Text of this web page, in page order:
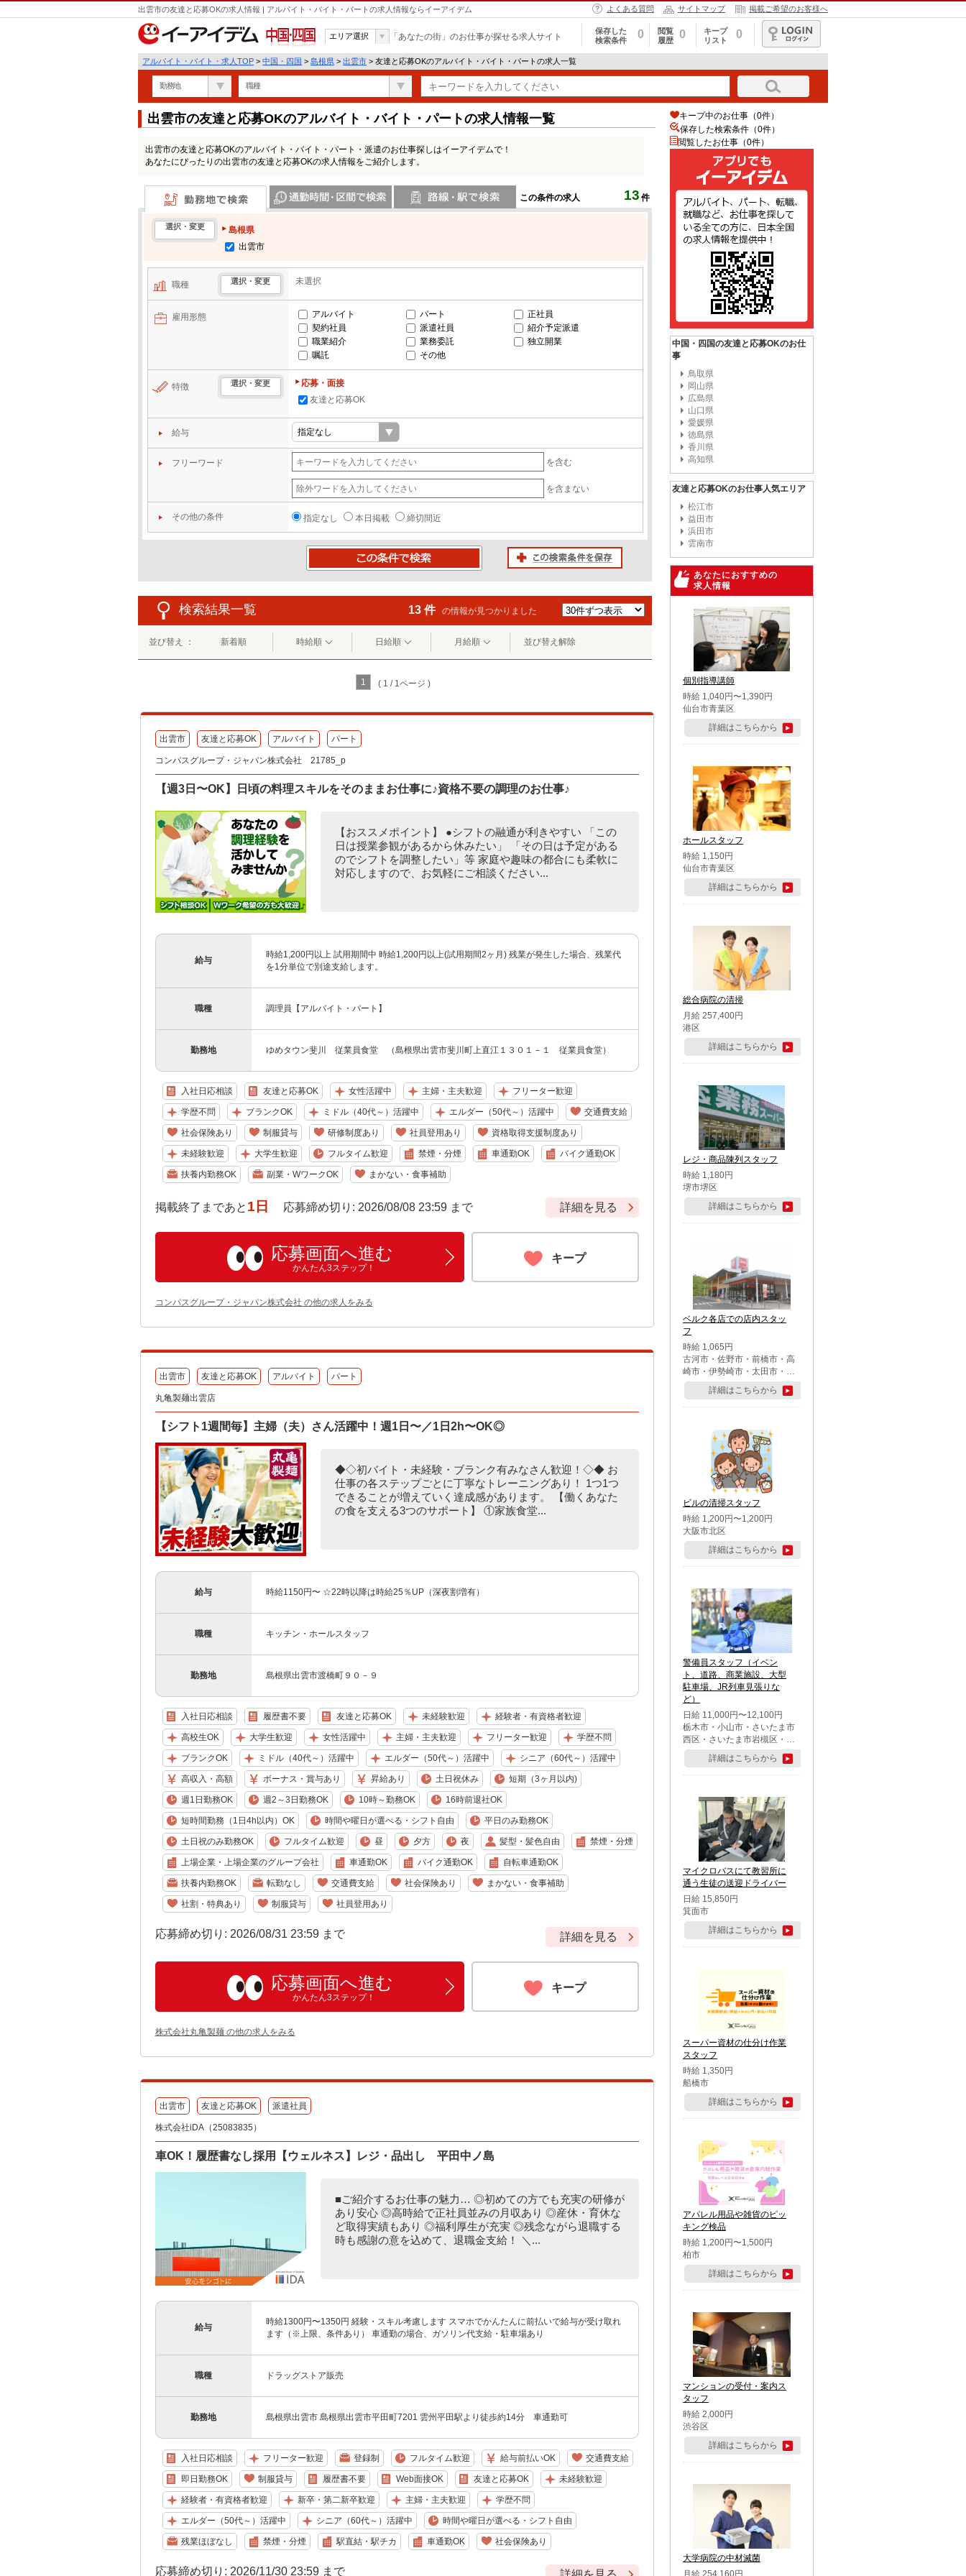
出雲市の友達と応募OKの求人情報 | アルバイト・バイト・パートの求人情報ならイーアイデム よくある質問 サイトマップ 掲載ご希望のお客様へ
中国・四国
エリア選択 「あなたの街」のお仕事が探せる求人サイト
保存した
検索条件
0
閲覧
履歴
0
キープ
リスト
0
ログイン
アルバイト・バイト・求人TOP > 中国・四国 > 島根県 > 出雲市 > 友達と応募OKのアルバイト・バイト・パートの求人一覧
勤務地 職種
出雲市の友達と応募OKのアルバイト・バイト・パートの求人情報一覧
出雲市の友達と応募OKのアルバイト・バイト・パート・派遣のお仕事探しはイーアイデムで！
あなたにぴったりの出雲市の友達と応募OKの求人情報をご紹介します。
この条件の求人 13 件
勤務地で検索
選択・変更
島根県
出雲市
職種 選択・変更 未選択
雇用形態 アルバイト パート
正社員
契約社員
派遣社員
紹介予定派遣
職業紹介
業務委託
独立開業
嘱託
その他
特徴 選択・変更
応募・面接
友達と応募OK
給与
フリーワード を含む
を含まない
その他の条件 指定なし 本日掲載 締切間近
検索結果一覧 13 件 の情報が見つかりました
並び替え ： 新着順 時給順 日給順 月給順 並び替え解除
1 ( 1 / 1ページ )
出雲市 友達と応募OK アルバイト パート
コンパスグループ・ジャパン株式会社 21785_p
【週3日〜OK】日頃の料理スキルをそのままお仕事に♪資格不要の調理のお仕事♪
【おススメポイント】 ●シフトの融通が利きやすい 「この
日は授業参観があるから休みたい」 「その日は予定がある
のでシフトを調整したい」等 家庭や趣味の都合にも柔軟に
対応しますので、お気軽にご相談ください...
給与
時給1,200円以上 試用期間中 時給1,200円以上(試用期間2ヶ月) 残業が発生した場合、残業代
を1分単位で別途支給します。
職種 調理員【アルバイト・パート】
勤務地 ゆめタウン斐川 従業員食堂 （島根県出雲市斐川町上直江１３０１－１ 従業員食堂）
入社日応相談 友達と応募OK 女性活躍中 主婦・主夫歓迎 フリーター歓迎
学歴不問 ブランクOK ミドル（40代～）活躍中 エルダー（50代～）活躍中 交通費支給
社会保険あり 制服貸与 研修制度あり 社員登用あり 資格取得支援制度あり
未経験歓迎 大学生歓迎 フルタイム歓迎 禁煙・分煙 車通勤OK バイク通勤OK
扶養内勤務OK 副業・WワークOK まかない・食事補助
掲載終了まであと 1日 応募締め切り: 2026/08/08 23:59 まで 詳細を見る
応募画面へ進む
かんたん3ステップ！
キープ
コンパスグループ・ジャパン株式会社 の他の求人をみる
出雲市 友達と応募OK アルバイト パート
丸亀製麺出雲店
【シフト1週間毎】主婦（夫）さん活躍中！週1日〜／1日2h〜OK◎
◆◇初バイト・未経験・ブランク有みなさん歓迎！◇◆ お
仕事の各ステップごとに丁寧なトレーニングあり！ 1つ1つ
できることが増えていく達成感があります。 【働くあなた
の食を支える3つのサポート】 ①家族食堂...
給与 時給1150円〜 ☆22時以降は時給25％UP（深夜割増有）
職種 キッチン・ホールスタッフ
勤務地 島根県出雲市渡橋町９０－９
入社日応相談 履歴書不要 友達と応募OK 未経験歓迎 経験者・有資格者歓迎
高校生OK 大学生歓迎 女性活躍中 主婦・主夫歓迎 フリーター歓迎 学歴不問
ブランクOK ミドル（40代～）活躍中 エルダー（50代～）活躍中 シニア（60代～）活躍中
高収入・高額 ボーナス・賞与あり 昇給あり 土日祝休み 短期（3ヶ月以内)
週1日勤務OK 週2～3日勤務OK 10時～勤務OK 16時前退社OK
短時間勤務（1日4h以内）OK 時間や曜日が選べる・シフト自由 平日のみ勤務OK
土日祝のみ勤務OK フルタイム歓迎 昼 夕方 夜 髪型・髪色自由 禁煙・分煙
上場企業・上場企業のグループ会社 車通勤OK バイク通勤OK 自転車通勤OK
扶養内勤務OK 転勤なし 交通費支給 社会保険あり まかない・食事補助
社割・特典あり 制服貸与 社員登用あり
応募締め切り: 2026/08/31 23:59 まで 詳細を見る
応募画面へ進む
かんたん3ステップ！
キープ
株式会社丸亀製麺 の他の求人をみる
出雲市 友達と応募OK 派遣社員
株式会社iDA（25083835）
車OK！履歴書なし採用【ウェルネス】レジ・品出し 平田中ノ島
■ご紹介するお仕事の魅力… ◎初めての方でも充実の研修が
あり安心 ◎高時給で正社員並みの月収あり ◎産休・育休な
ど取得実績もあり ◎福利厚生が充実 ◎残念ながら退職する
時も感謝の意を込めて、退職金支給！ ＼...
給与
時給1300円〜1350円 経験・スキル考慮します スマホでかんたんに前払いで給与が受け取れ
ます（※上限、条件あり） 車通勤の場合、ガソリン代支給・駐車場あり
職種 ドラッグストア販売
勤務地 島根県出雲市 島根県出雲市平田町7201 雲州平田駅より徒歩約14分 車通勤可
入社日応相談 フリーター歓迎 登録制 フルタイム歓迎 給与前払いOK 交通費支給
即日勤務OK 制服貸与 履歴書不要 Web面接OK 友達と応募OK 未経験歓迎
経験者・有資格者歓迎 新卒・第二新卒歓迎 主婦・主夫歓迎 学歴不問
エルダー（50代～）活躍中 シニア（60代～）活躍中 時間や曜日が選べる・シフト自由
残業ほぼなし 禁煙・分煙 駅直結・駅チカ 車通勤OK 社会保険あり
応募締め切り: 2026/11/30 23:59 まで
キープ中のお仕事（0件）
保存した検索条件（0件）
閲覧したお仕事（0件）
中国・四国の友達と応募OKのお仕
事
鳥取県
岡山県
広島県
山口県
愛媛県
徳島県
香川県
高知県
友達と応募OKのお仕事人気エリア
松江市
益田市
浜田市
雲南市
あなたにおすすめの
求人情報
個別指導講師
時給 1,040円〜1,390円
仙台市青葉区
詳細はこちらから
ホールスタッフ
時給 1,150円
仙台市青葉区
詳細はこちらから
総合病院の清掃
月給 257,400円
港区
詳細はこちらから
レジ・商品陳列スタッフ
時給 1,180円
堺市堺区
詳細はこちらから
ベルク各店での店内スタッ
フ
時給 1,065円
古河市・佐野市・前橋市・高
崎市・伊勢崎市・太田市・館
林市・藤岡市・大泉町・さい
たま市北区・川越市・熊谷
市・行田市・秩父市・所沢
市・鶴ケ島市・千葉市中央
区・市川市・松戸市・習志野
市・柏市・流山市・八千代
市・足立区・江戸川区・八王
子市・町田市
詳細はこちらから
ビルの清掃スタッフ
時給 1,200円〜1,200円
大阪市北区
詳細はこちらから
警備員スタッフ（イベン
ト、道路、商業施設、大型
駐車場、JR列車見張りな
ど）
日給 11,000円〜12,100円
栃木市・小山市・さいたま市
西区・さいたま市岩槻区・久
喜市・蓮田市
詳細はこちらから
マイクロバスにて教習所に
通う生徒の送迎ドライバー
日給 15,850円
箕面市
詳細はこちらから
スーパー資材の仕分け作業
スタッフ
時給 1,350円
船橋市
詳細はこちらから
アパレル用品や雑貨のピッ
キング検品
時給 1,200円〜1,500円
柏市
詳細はこちらから
マンションの受付・案内ス
タッフ
時給 2,000円
渋谷区
詳細はこちらから
大学病院の中材滅菌
月給 254,160円